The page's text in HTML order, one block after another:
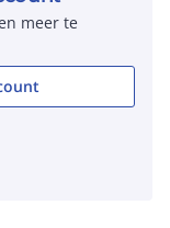
meer te